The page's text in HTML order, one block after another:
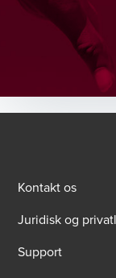
Kontakt os
Juridisk og
Support